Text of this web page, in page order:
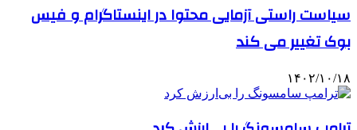
سیاست راستی آزمایی محتوا در اینستاگرام و فیس
بوک تغییر می کند
۱۴۰۲/۱۰/۱۸